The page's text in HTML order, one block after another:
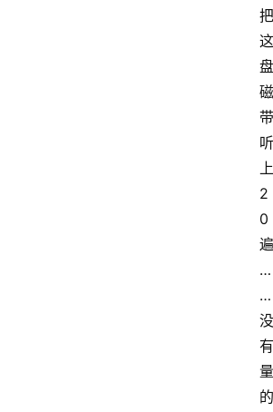
把
这
盘
磁
带
听
上
2
0
遍
…
…
没
有
量
的